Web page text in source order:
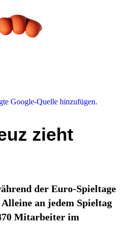
Google-Quelle hinzufügen.
zieht
der Euro-Spieltage
an jedem Spieltag
Mitarbeiter im